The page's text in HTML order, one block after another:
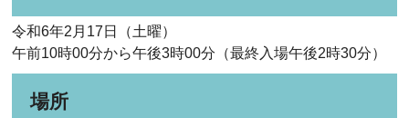
令和6年2月17日（土曜）
午前10時00分から午後3時00分（最終入場午後2時30分）
場所